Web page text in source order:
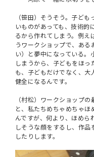
（笹田）そうそう。子ど
いものがあっても、技術的
るから作れてしまう。例え
うワークショップで、あ
い）と夢中になっている。
しまうから、子どもをほ
も、子どもだけでなく、大
健全になるんです。
（村松）ワークショップ
と、私たちめちゃめちゃほ
んですが、何より、ほめら
しそうな顔をするし、作
したりします。